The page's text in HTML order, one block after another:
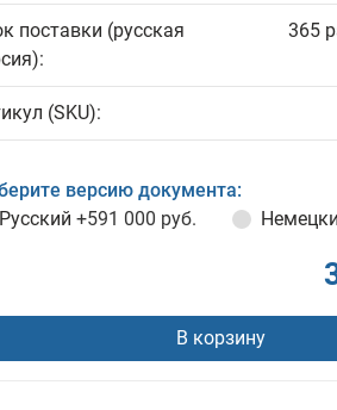
поставки (русская
365
(SKU):
версию документа:
Русский +591 000 руб.
В корзину